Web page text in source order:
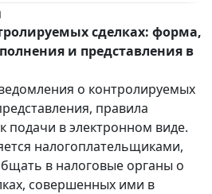
сделках: форма,
и представления в
о контролируемых
правила
подачи в электронном виде.
налогоплательщиками,
в налоговые органы о
совершенных ими в